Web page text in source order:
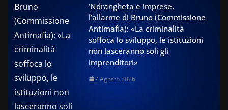
’Ndrangheta e imprese,
l’allarme di Bruno (Commissione
Antimafia): «La criminalità
soffoca lo sviluppo, le istituzioni
non lasceranno soli gli
imprenditori»
7 Agosto 2026